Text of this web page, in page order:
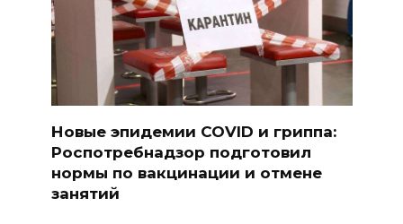
Новые эпидемии COVID и гриппа:
Роспотребнадзор подготовил
нормы по вакцинации и отмене
занятий